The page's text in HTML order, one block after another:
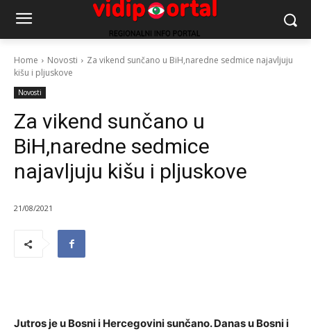
Home Novosti
Za vikend sunčano u BiH,naredne sedmice najavljuju
kišu i pljuskove
Novosti
Za vikend sunčano u
BiH,naredne sedmice
najavljuju kišu i pljuskove
21/08/2021
Jutros je u Bosni i Hercegovini sunčano. Danas u Bosni i